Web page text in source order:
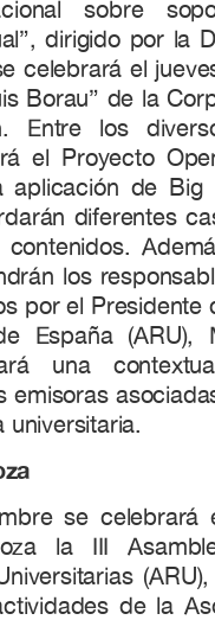
sobre
dirigido por la
celebrará el
Borau” de la
Entre los
el Proyecto
aplicación de Big
diferentes
los
por el Presidente
España (ARU),
una
emisoras
universitaria.
se celebrará
la III
de la